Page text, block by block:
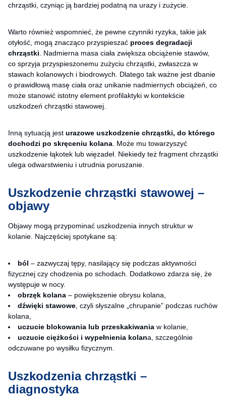
chrząstki, czyniąc ją bardziej podatną na urazy i zużycie.
Warto również wspomnieć, że pewne czynniki ryzyka, takie jak
otyłość, mogą znacząco przyspieszać proces degradacji
chrząstki . Nadmierna masa ciała zwiększa obciążenie stawów,
co sprzyja przyspieszonemu zużyciu chrząstki, zwłaszcza w
stawach kolanowych i biodrowych. Dlatego tak ważne jest dbanie
o prawidłową masę ciała oraz unikanie nadmiernych obciążeń, co
może stanowić istotny element profilaktyki w kontekście
uszkodzeń chrząstki stawowej.
Inną sytuacją jest urazowe uszkodzenie chrząstki, do którego
dochodzi po skręceniu kolana . Może mu towarzyszyć
uszkodzenie łąkotek lub więzadeł. Niekiedy też fragment chrząstki
ulega odwarstwieniu i utrudnia poruszanie.
Uszkodzenie chrząstki stawowej –
objawy
Objawy mogą przypominać uszkodzenia innych struktur w
kolanie. Najczęściej spotykane są:
ból – zazwyczaj tępy, nasilający się podczas aktywności
fizycznej czy chodzenia po schodach. Dodatkowo zdarza się, że
występuje w nocy.
obrzęk kolana – powiększenie obrysu kolana,
dźwięki stawowe , czyli słyszalne „chrupanie” podczas ruchów
kolana,
uczucie blokowania lub przeskakiwania w kolanie,
uczucie ciężkości i wypełnienia kolana, szczególnie
odczuwane po wysiłku fizycznym.
Uszkodzenia chrząstki –
diagnostyka